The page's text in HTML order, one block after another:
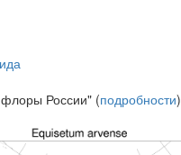
России" (подробности)